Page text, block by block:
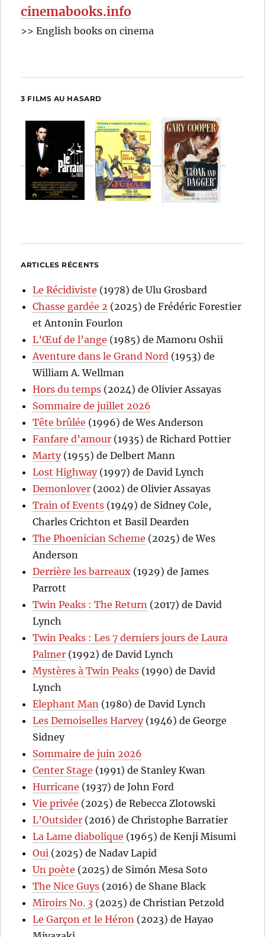
cinemabooks.info
>> English books on cinema
3 FILMS AU HASARD
ARTICLES RÉCENTS
Le Récidiviste (1978) de Ulu Grosbard
Chasse gardée 2 (2025) de Frédéric Forestier
et Antonin Fourlon
L’Œuf de l’ange (1985) de Mamoru Oshii
Aventure dans le Grand Nord (1953) de
William A. Wellman
Hors du temps (2024) de Olivier Assayas
Sommaire de juillet 2026
Tête brûlée (1996) de Wes Anderson
Fanfare d’amour (1935) de Richard Pottier
Marty(1955) de Delbert Mann
Lost Highway(1997) de David Lynch
Demonlover (2002) de Olivier Assayas
Train of Events (1949) de Sidney Cole,
Charles Crichton et Basil Dearden
The Phoenician Scheme (2025) de Wes
Anderson
Derrière les barreaux (1929) de James
Parrott
Twin Peaks : The Return (2017) de David
Lynch
Twin Peaks : Les 7 derniers jours de Laura
Palmer (1992) de David Lynch
Mystères à Twin Peaks (1990) de David
Lynch
Elephant Man (1980) de David Lynch
Les Demoiselles Harvey(1946) de George
Sidney
Sommaire de juin 2026
Center Stage (1991) de Stanley Kwan
Hurricane (1937) de John Ford
Vie privée (2025) de Rebecca Zlotowski
L’Outsider (2016) de Christophe Barratier
La Lame diabolique (1965) de Kenji Misumi
Oui (2025) de Nadav Lapid
Un poète (2025) de Simón Mesa Soto
The Nice Guys (2016) de Shane Black
Miroirs No. 3 (2025) de Christian Petzold
Le Garçon et le Héron (2023) de Hayao